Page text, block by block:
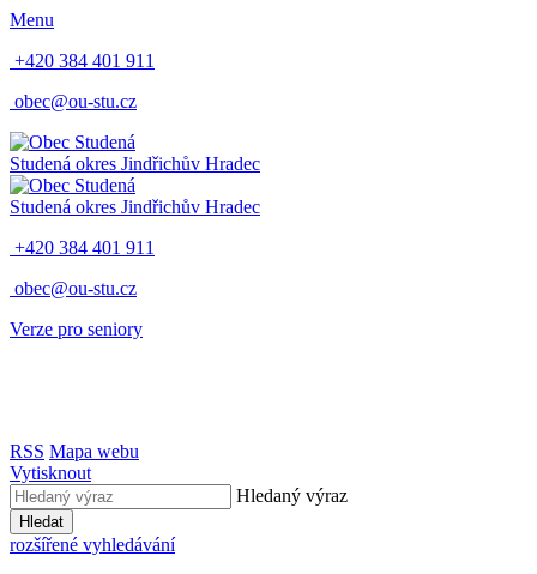
Menu
+420 384 401 911
obec@ou-stu.cz
Studená okres Jindřichův Hradec
Studená okres Jindřichův Hradec
+420 384 401 911
obec@ou-stu.cz
Verze pro seniory
RSS Mapa webu
Vytisknout
Hledaný výraz
Hledat
rozšířené vyhledávání